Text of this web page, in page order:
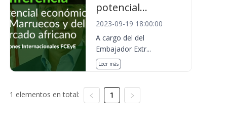
potencial...
2023-09-19 18:00:00
A cargo del del
Embajador Extr...
Leer más
1 elementos en total: 1